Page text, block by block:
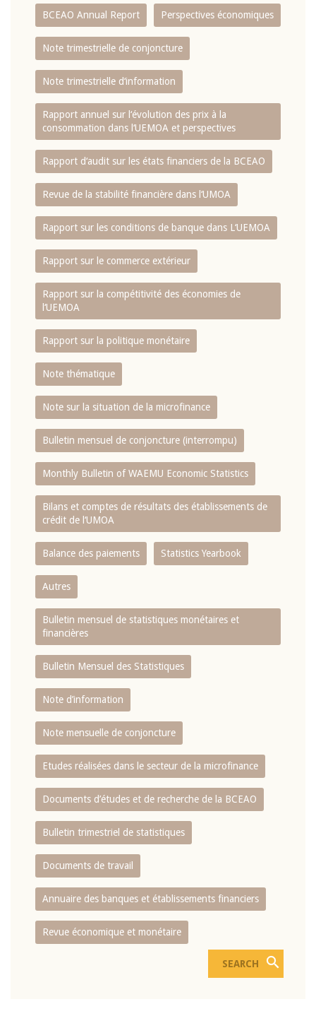
BCEAO Annual Report Perspectives économiques
Note trimestrielle de conjoncture
Note trimestrielle d‘information
Rapport annuel sur l‘évolution des prix à la
consommation dans l‘UEMOA et perspectives
Rapport d‘audit sur les états financiers de la BCEAO
Revue de la stabilité financière dans l‘UMOA
Rapport sur les conditions de banque dans L‘UEMOA
Rapport sur le commerce extérieur
Rapport sur la compétitivité des économies de
l‘UEMOA
Rapport sur la politique monétaire
Note thématique
Note sur la situation de la microfinance
Bulletin mensuel de conjoncture (interrompu)
Monthly Bulletin of WAEMU Economic Statistics
Bilans et comptes de résultats des établissements de
crédit de l‘UMOA
Balance des paiements Statistics Yearbook
Autres
Bulletin mensuel de statistiques monétaires et
financières
Bulletin Mensuel des Statistiques
Note d’information
Note mensuelle de conjoncture
Etudes réalisées dans le secteur de la microfinance
Documents d’études et de recherche de la BCEAO
Bulletin trimestriel de statistiques
Documents de travail
Annuaire des banques et établissements financiers
Revue économique et monétaire